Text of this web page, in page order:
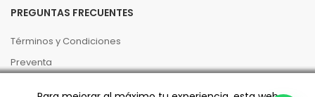
PREGUNTAS FRECUENTES
Términos y Condiciones
Preventa